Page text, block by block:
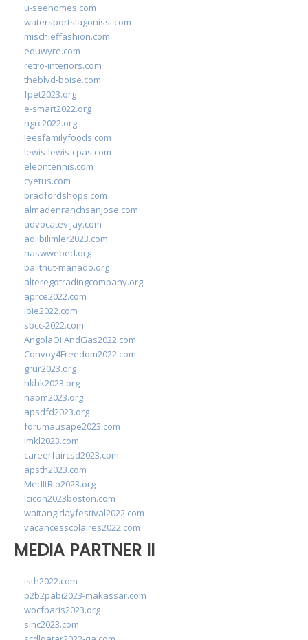
u-seehomes.com
watersportslagonissi.com
mischieffashion.com
eduwyre.com
retro-interiors.com
theblvd-boise.com
fpet2023.org
e-smart2022.org
ngrc2022.org
leesfamilyfoods.com
lewis-lewis-cpas.com
eleontennis.com
cyetus.com
bradfordshops.com
almadenranchsanjose.com
advocatevijay.com
adlibilimler2023.com
naswwebed.org
balithut-manado.org
alteregotradingcompany.org
aprce2022.com
ibie2022.com
sbcc-2022.com
AngolaOilAndGas2022.com
Convoy4Freedom2022.com
grur2023.org
hkhk2023.org
napm2023.org
apsdfd2023.org
forumausape2023.com
imkl2023.com
careerfaircsd2023.com
apsth2023.com
MedItRio2023.org
lcicon2023boston.com
waitangidayfestival2022.com
vacancesscolaires2022.com
MEDIA PARTNER II
isth2022.com
p2b2pabi2023-makassar.com
wocfparis2023.org
sinc2023.com